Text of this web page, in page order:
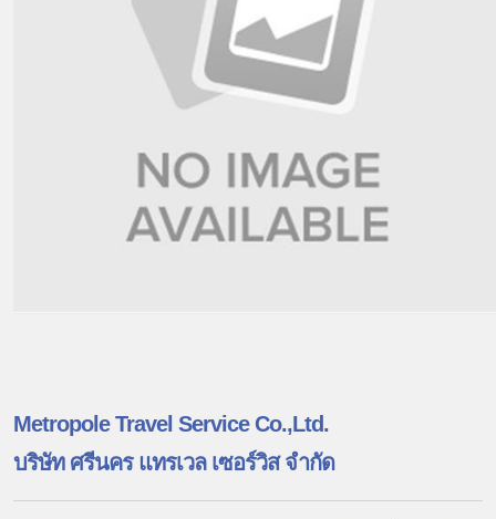
Metropole Travel Service Co.,Ltd.
บริษัท ศรีนคร แทรเวล เซอร์วิส จำกัด